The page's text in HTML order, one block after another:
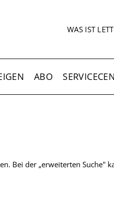
WAS IST
ABO
Bei der „erweiterten Suche"